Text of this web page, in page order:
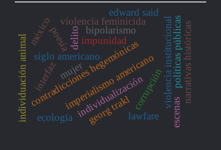
contradicciones hegemónicas
siglo americano
imperialismo americano
individualización
individuación animal mujer violencia institucional
delito
corrupción
impunidad
violencia feminicida políticas públicas
poesía
georg trakl
bipolarismo
lawfare
edward said
narrativas históricas
interfaz
ecología
méxico
escenas